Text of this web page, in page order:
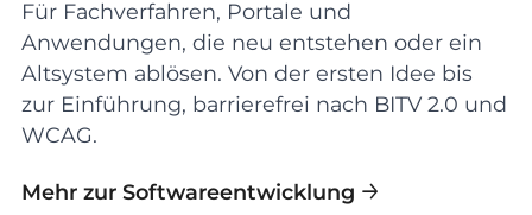
Für Fachverfahren, Portale und
Anwendungen, die neu entstehen oder ein
Altsystem ablösen. Von der ersten Idee bis
zur Einführung, barrierefrei nach BITV 2.0 und
WCAG.
Mehr zur Softwareentwicklung